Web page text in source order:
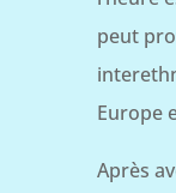
peut
Europe
Après